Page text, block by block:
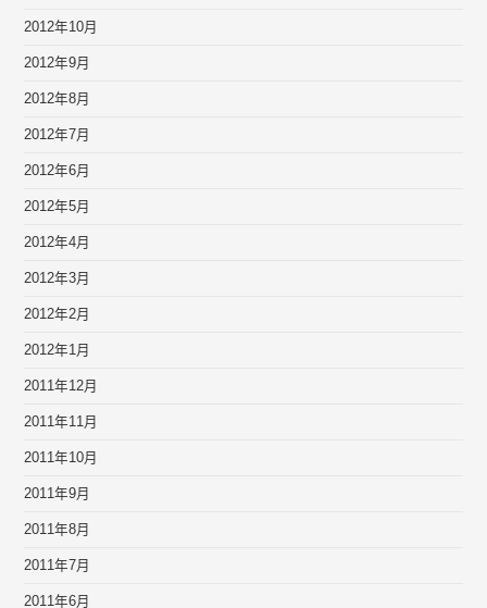
2012年10月
2012年9月
2012年8月
2012年7月
2012年6月
2012年5月
2012年4月
2012年3月
2012年2月
2012年1月
2011年12月
2011年11月
2011年10月
2011年9月
2011年8月
2011年7月
2011年6月